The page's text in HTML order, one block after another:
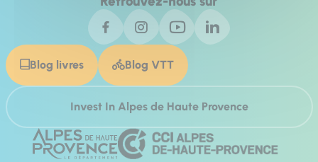
Blog livres Blog VTT
Invest In Alpes de Haute Provence